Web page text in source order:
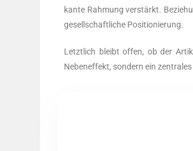
kan­te Rah­mung ver­stärkt.
gesell­schaft­li­che Positionierung.
Letzt­lich bleibt offen, ob der
Neben­ef­fekt, son­dern ein